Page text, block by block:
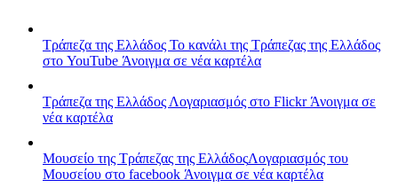
Τράπεζα της Ελλάδος Το κανάλι της Τράπεζας της Ελλάδος
στο YouTube Άνοιγμα σε νέα καρτέλα
Τράπεζα της Ελλάδος Λογαριασμός στο FlickrΆνοιγμα σε
νέα καρτέλα
Μουσείο της Τράπεζας της ΕλλάδοςΛογαριασμός του
Μουσείου στο facebook Άνοιγμα σε νέα καρτέλα